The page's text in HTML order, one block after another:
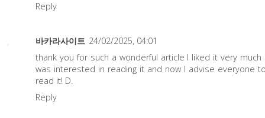
Reply
바카라사이트 24/02/2025, 04:01
thank you for such a wonderful article I liked it very much
was interested in reading it and now I advise everyone
read it! D.
Reply